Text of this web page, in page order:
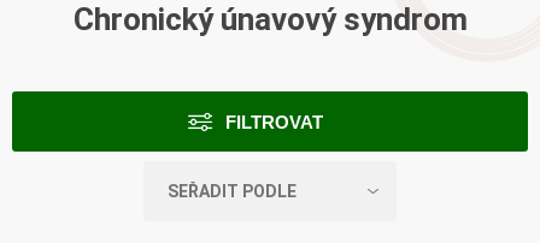
Chronický únavový syndrom
FILTROVAT